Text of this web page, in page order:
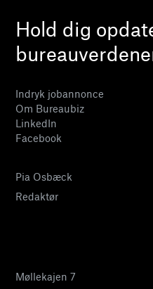
Hold dig
Indryk jobannonce
Om Bureaubiz
LinkedIn
Facebook
Pia Osbæck
Redaktør
Møllekajen 7